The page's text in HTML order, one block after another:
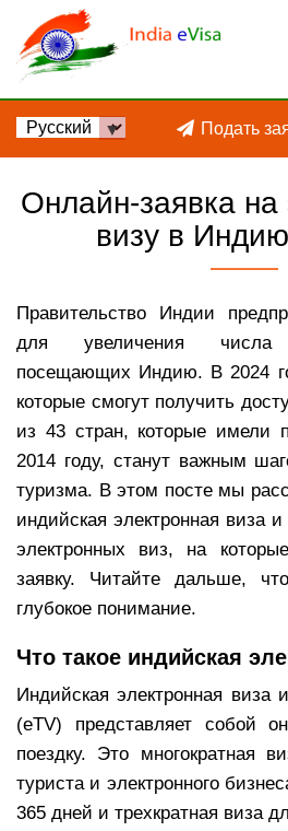
Подать
Онлайн-заявка на
визу в
Правительство Индии
для увеличения числа
посещающих Индию. В 2024
которые смогут получить
из 43 стран, которые имели
2014 году, станут важным
туризма. В этом посте мы
индийская электронная виза
электронных виз, на
заявку. Читайте дальше,
глубокое понимание.
Что такое индийская
Индийская электронная виза
(eTV) представляет собой
поездку. Это многократная
туриста и электронного
365 дней и трехкратная виза